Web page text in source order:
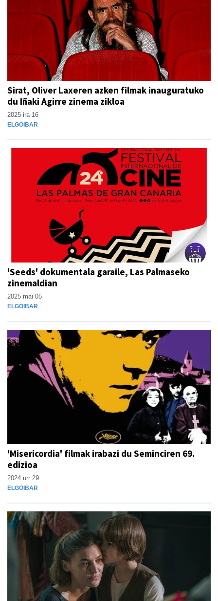
Sirat, Oliver Laxeren azken filmak inauguratuko
du Iñaki Agirre zinema zikloa
2025 ira 16
ELGOIBAR
'Seeds' dokumentala garaile, Las Palmaseko
zinemaldian
2025 mai 05
ELGOIBAR
'Misericordia' filmak irabazi du Seminciren 69.
edizioa
2024 urr 29
ELGOIBAR